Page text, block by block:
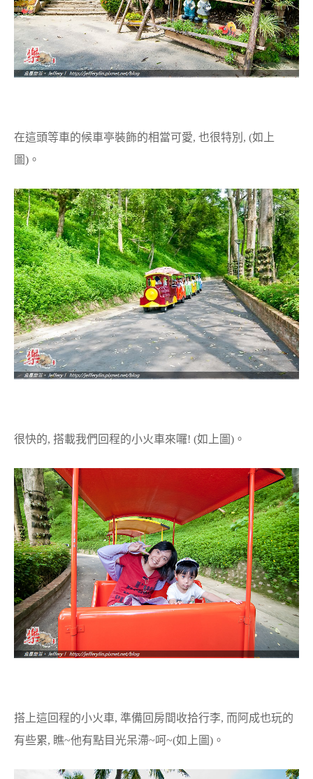
在這頭等車的候車亭裝飾的相當可愛, 也很特別, (如上
圖)。
很快的, 搭載我們回程的小火車來囉! (如上圖)。
搭上這回程的小火車, 準備回房間收拾行李, 而阿成也玩的
有些累, 瞧~他有點目光呆滯~呵~(如上圖)。